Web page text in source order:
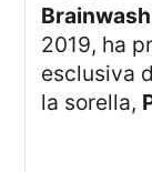
Brainwash
2019, ha
esclusiva
la sorella,